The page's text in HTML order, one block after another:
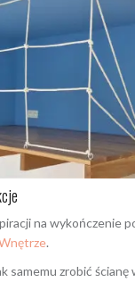
na wykończenie
.
samemu zrobić